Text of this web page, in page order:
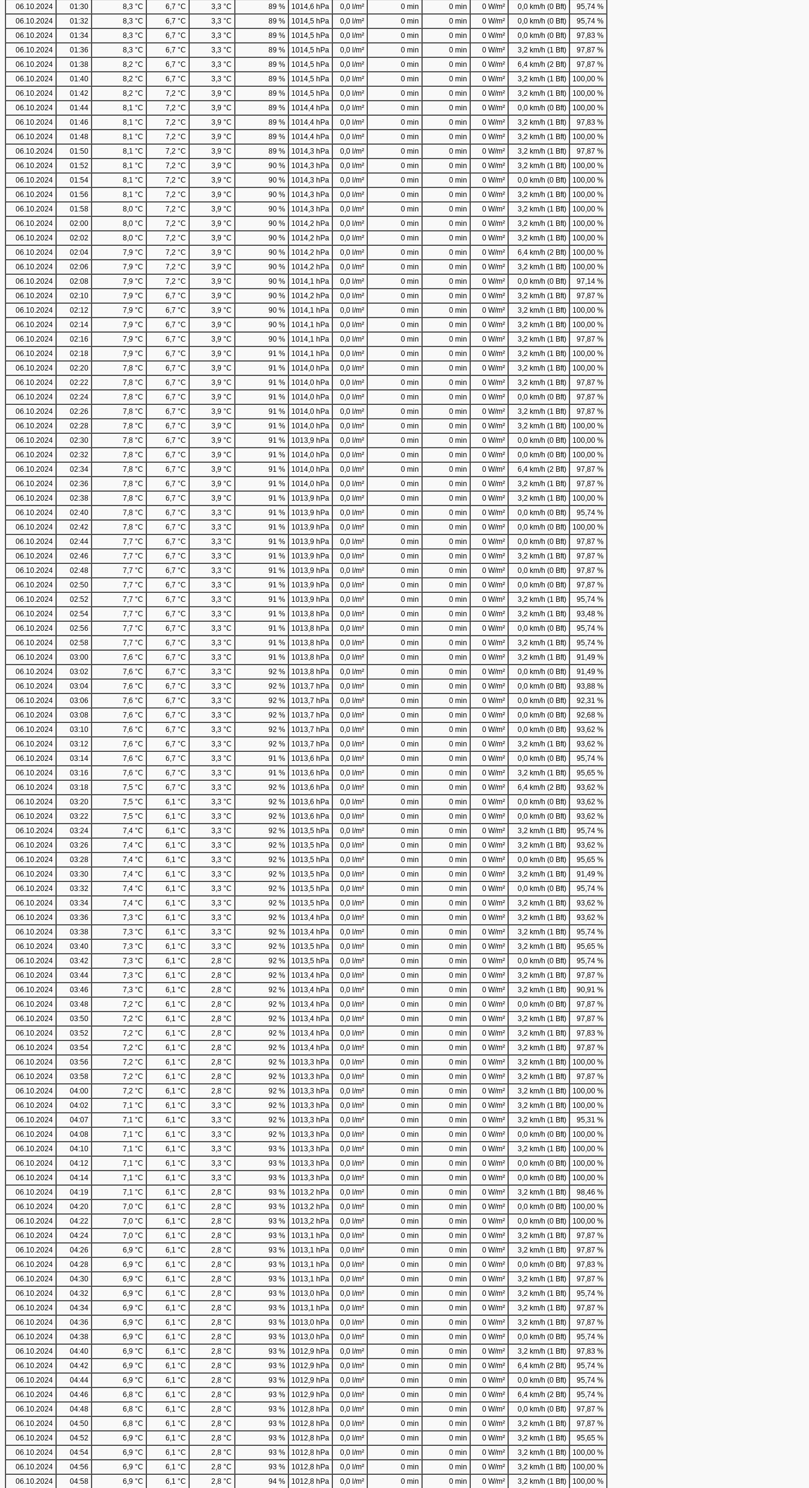
06.10.2024
01:30 8,3 °C 6,7 °C 3,3 °C 89 % 1014,6 hPa 0,0 l/m² 0 min 0 min 0 W/m² 0,0 km/h (0 Bft)
95,74 %
06.10.2024
01:32 8,3 °C 6,7 °C 3,3 °C 89 % 1014,5 hPa 0,0 l/m² 0 min 0 min 0 W/m² 0,0 km/h (0 Bft)
95,74 %
06.10.2024
01:34 8,3 °C 6,7 °C 3,3 °C 89 % 1014,5 hPa 0,0 l/m² 0 min 0 min 0 W/m² 0,0 km/h (0 Bft)
97,83 %
06.10.2024
01:36 8,3 °C 6,7 °C 3,3 °C 89 % 1014,5 hPa 0,0 l/m² 0 min 0 min 0 W/m² 3,2 km/h (1 Bft)
97,87 %
06.10.2024
01:38 8,2 °C 6,7 °C 3,3 °C 89 % 1014,5 hPa 0,0 l/m² 0 min 0 min 0 W/m² 6,4 km/h (2 Bft)
97,87 %
06.10.2024
01:40 8,2 °C 6,7 °C 3,3 °C 89 % 1014,5 hPa 0,0 l/m² 0 min 0 min 0 W/m² 3,2 km/h (1 Bft)
100,00 %
06.10.2024
01:42 8,2 °C 7,2 °C 3,9 °C 89 % 1014,5 hPa 0,0 l/m² 0 min 0 min 0 W/m² 3,2 km/h (1 Bft)
100,00 %
06.10.2024
01:44 8,1 °C 7,2 °C 3,9 °C 89 % 1014,4 hPa 0,0 l/m² 0 min 0 min 0 W/m² 0,0 km/h (0 Bft)
100,00 %
06.10.2024
01:46 8,1 °C 7,2 °C 3,9 °C 89 % 1014,4 hPa 0,0 l/m² 0 min 0 min 0 W/m² 3,2 km/h (1 Bft)
97,83 %
06.10.2024
01:48 8,1 °C 7,2 °C 3,9 °C 89 % 1014,4 hPa 0,0 l/m² 0 min 0 min 0 W/m² 3,2 km/h (1 Bft)
100,00 %
06.10.2024
01:50 8,1 °C 7,2 °C 3,9 °C 89 % 1014,3 hPa 0,0 l/m² 0 min 0 min 0 W/m² 3,2 km/h (1 Bft)
97,87 %
06.10.2024
01:52 8,1 °C 7,2 °C 3,9 °C 90 % 1014,3 hPa 0,0 l/m² 0 min 0 min 0 W/m² 3,2 km/h (1 Bft)
100,00 %
06.10.2024
01:54 8,1 °C 7,2 °C 3,9 °C 90 % 1014,3 hPa 0,0 l/m² 0 min 0 min 0 W/m² 0,0 km/h (0 Bft)
100,00 %
06.10.2024
01:56 8,1 °C 7,2 °C 3,9 °C 90 % 1014,3 hPa 0,0 l/m² 0 min 0 min 0 W/m² 3,2 km/h (1 Bft)
100,00 %
06.10.2024
01:58 8,0 °C 7,2 °C 3,9 °C 90 % 1014,3 hPa 0,0 l/m² 0 min 0 min 0 W/m² 3,2 km/h (1 Bft)
100,00 %
06.10.2024
02:00 8,0 °C 7,2 °C 3,9 °C 90 % 1014,2 hPa 0,0 l/m² 0 min 0 min 0 W/m² 3,2 km/h (1 Bft)
100,00 %
06.10.2024
02:02 8,0 °C 7,2 °C 3,9 °C 90 % 1014,2 hPa 0,0 l/m² 0 min 0 min 0 W/m² 3,2 km/h (1 Bft)
100,00 %
06.10.2024
02:04 7,9 °C 7,2 °C 3,9 °C 90 % 1014,2 hPa 0,0 l/m² 0 min 0 min 0 W/m² 6,4 km/h (2 Bft)
100,00 %
06.10.2024
02:06 7,9 °C 7,2 °C 3,9 °C 90 % 1014,2 hPa 0,0 l/m² 0 min 0 min 0 W/m² 3,2 km/h (1 Bft)
100,00 %
06.10.2024
02:08 7,9 °C 7,2 °C 3,9 °C 90 % 1014,1 hPa 0,0 l/m² 0 min 0 min 0 W/m² 0,0 km/h (0 Bft)
97,14 %
06.10.2024
02:10 7,9 °C 6,7 °C 3,9 °C 90 % 1014,2 hPa 0,0 l/m² 0 min 0 min 0 W/m² 3,2 km/h (1 Bft)
97,87 %
06.10.2024
02:12 7,9 °C 6,7 °C 3,9 °C 90 % 1014,1 hPa 0,0 l/m² 0 min 0 min 0 W/m² 3,2 km/h (1 Bft)
100,00 %
06.10.2024
02:14 7,9 °C 6,7 °C 3,9 °C 90 % 1014,1 hPa 0,0 l/m² 0 min 0 min 0 W/m² 3,2 km/h (1 Bft)
100,00 %
06.10.2024
02:16 7,9 °C 6,7 °C 3,9 °C 90 % 1014,1 hPa 0,0 l/m² 0 min 0 min 0 W/m² 3,2 km/h (1 Bft)
97,87 %
06.10.2024
02:18 7,9 °C 6,7 °C 3,9 °C 91 % 1014,1 hPa 0,0 l/m² 0 min 0 min 0 W/m² 3,2 km/h (1 Bft)
100,00 %
06.10.2024
02:20 7,8 °C 6,7 °C 3,9 °C 91 % 1014,0 hPa 0,0 l/m² 0 min 0 min 0 W/m² 3,2 km/h (1 Bft)
100,00 %
06.10.2024
02:22 7,8 °C 6,7 °C 3,9 °C 91 % 1014,0 hPa 0,0 l/m² 0 min 0 min 0 W/m² 3,2 km/h (1 Bft)
97,87 %
06.10.2024
02:24 7,8 °C 6,7 °C 3,9 °C 91 % 1014,0 hPa 0,0 l/m² 0 min 0 min 0 W/m² 0,0 km/h (0 Bft)
97,87 %
06.10.2024
02:26 7,8 °C 6,7 °C 3,9 °C 91 % 1014,0 hPa 0,0 l/m² 0 min 0 min 0 W/m² 3,2 km/h (1 Bft)
97,87 %
06.10.2024
02:28 7,8 °C 6,7 °C 3,9 °C 91 % 1014,0 hPa 0,0 l/m² 0 min 0 min 0 W/m² 3,2 km/h (1 Bft)
100,00 %
06.10.2024
02:30 7,8 °C 6,7 °C 3,9 °C 91 % 1013,9 hPa 0,0 l/m² 0 min 0 min 0 W/m² 0,0 km/h (0 Bft)
100,00 %
06.10.2024
02:32 7,8 °C 6,7 °C 3,9 °C 91 % 1014,0 hPa 0,0 l/m² 0 min 0 min 0 W/m² 0,0 km/h (0 Bft)
100,00 %
06.10.2024
02:34 7,8 °C 6,7 °C 3,9 °C 91 % 1014,0 hPa 0,0 l/m² 0 min 0 min 0 W/m² 6,4 km/h (2 Bft)
97,87 %
06.10.2024
02:36 7,8 °C 6,7 °C 3,9 °C 91 % 1014,0 hPa 0,0 l/m² 0 min 0 min 0 W/m² 3,2 km/h (1 Bft)
97,87 %
06.10.2024
02:38 7,8 °C 6,7 °C 3,9 °C 91 % 1013,9 hPa 0,0 l/m² 0 min 0 min 0 W/m² 3,2 km/h (1 Bft)
100,00 %
06.10.2024
02:40 7,8 °C 6,7 °C 3,3 °C 91 % 1013,9 hPa 0,0 l/m² 0 min 0 min 0 W/m² 0,0 km/h (0 Bft)
95,74 %
06.10.2024
02:42 7,8 °C 6,7 °C 3,3 °C 91 % 1013,9 hPa 0,0 l/m² 0 min 0 min 0 W/m² 0,0 km/h (0 Bft)
100,00 %
06.10.2024
02:44 7,7 °C 6,7 °C 3,3 °C 91 % 1013,9 hPa 0,0 l/m² 0 min 0 min 0 W/m² 0,0 km/h (0 Bft)
97,87 %
06.10.2024
02:46 7,7 °C 6,7 °C 3,3 °C 91 % 1013,9 hPa 0,0 l/m² 0 min 0 min 0 W/m² 3,2 km/h (1 Bft)
97,87 %
06.10.2024
02:48 7,7 °C 6,7 °C 3,3 °C 91 % 1013,9 hPa 0,0 l/m² 0 min 0 min 0 W/m² 0,0 km/h (0 Bft)
97,87 %
06.10.2024
02:50 7,7 °C 6,7 °C 3,3 °C 91 % 1013,9 hPa 0,0 l/m² 0 min 0 min 0 W/m² 0,0 km/h (0 Bft)
97,87 %
06.10.2024
02:52 7,7 °C 6,7 °C 3,3 °C 91 % 1013,9 hPa 0,0 l/m² 0 min 0 min 0 W/m² 3,2 km/h (1 Bft)
95,74 %
06.10.2024
02:54 7,7 °C 6,7 °C 3,3 °C 91 % 1013,8 hPa 0,0 l/m² 0 min 0 min 0 W/m² 3,2 km/h (1 Bft)
93,48 %
06.10.2024
02:56 7,7 °C 6,7 °C 3,3 °C 91 % 1013,8 hPa 0,0 l/m² 0 min 0 min 0 W/m² 0,0 km/h (0 Bft)
95,74 %
06.10.2024
02:58 7,7 °C 6,7 °C 3,3 °C 91 % 1013,8 hPa 0,0 l/m² 0 min 0 min 0 W/m² 3,2 km/h (1 Bft)
95,74 %
06.10.2024
03:00 7,6 °C 6,7 °C 3,3 °C 91 % 1013,8 hPa 0,0 l/m² 0 min 0 min 0 W/m² 3,2 km/h (1 Bft)
91,49 %
06.10.2024
03:02 7,6 °C 6,7 °C 3,3 °C 92 % 1013,8 hPa 0,0 l/m² 0 min 0 min 0 W/m² 0,0 km/h (0 Bft)
91,49 %
06.10.2024
03:04 7,6 °C 6,7 °C 3,3 °C 92 % 1013,7 hPa 0,0 l/m² 0 min 0 min 0 W/m² 0,0 km/h (0 Bft)
93,88 %
06.10.2024
03:06 7,6 °C 6,7 °C 3,3 °C 92 % 1013,7 hPa 0,0 l/m² 0 min 0 min 0 W/m² 0,0 km/h (0 Bft)
92,31 %
06.10.2024
03:08 7,6 °C 6,7 °C 3,3 °C 92 % 1013,7 hPa 0,0 l/m² 0 min 0 min 0 W/m² 0,0 km/h (0 Bft)
92,68 %
06.10.2024
03:10 7,6 °C 6,7 °C 3,3 °C 92 % 1013,7 hPa 0,0 l/m² 0 min 0 min 0 W/m² 0,0 km/h (0 Bft)
93,62 %
06.10.2024
03:12 7,6 °C 6,7 °C 3,3 °C 92 % 1013,7 hPa 0,0 l/m² 0 min 0 min 0 W/m² 3,2 km/h (1 Bft)
93,62 %
06.10.2024
03:14 7,6 °C 6,7 °C 3,3 °C 91 % 1013,6 hPa 0,0 l/m² 0 min 0 min 0 W/m² 0,0 km/h (0 Bft)
95,74 %
06.10.2024
03:16 7,6 °C 6,7 °C 3,3 °C 91 % 1013,6 hPa 0,0 l/m² 0 min 0 min 0 W/m² 3,2 km/h (1 Bft)
95,65 %
06.10.2024
03:18 7,5 °C 6,7 °C 3,3 °C 92 % 1013,6 hPa 0,0 l/m² 0 min 0 min 0 W/m² 6,4 km/h (2 Bft)
93,62 %
06.10.2024
03:20 7,5 °C 6,1 °C 3,3 °C 92 % 1013,6 hPa 0,0 l/m² 0 min 0 min 0 W/m² 0,0 km/h (0 Bft)
93,62 %
06.10.2024
03:22 7,5 °C 6,1 °C 3,3 °C 92 % 1013,6 hPa 0,0 l/m² 0 min 0 min 0 W/m² 0,0 km/h (0 Bft)
93,62 %
06.10.2024
03:24 7,4 °C 6,1 °C 3,3 °C 92 % 1013,5 hPa 0,0 l/m² 0 min 0 min 0 W/m² 3,2 km/h (1 Bft)
95,74 %
06.10.2024
03:26 7,4 °C 6,1 °C 3,3 °C 92 % 1013,5 hPa 0,0 l/m² 0 min 0 min 0 W/m² 3,2 km/h (1 Bft)
93,62 %
06.10.2024
03:28 7,4 °C 6,1 °C 3,3 °C 92 % 1013,5 hPa 0,0 l/m² 0 min 0 min 0 W/m² 0,0 km/h (0 Bft)
95,65 %
06.10.2024
03:30 7,4 °C 6,1 °C 3,3 °C 92 % 1013,5 hPa 0,0 l/m² 0 min 0 min 0 W/m² 3,2 km/h (1 Bft)
91,49 %
06.10.2024
03:32 7,4 °C 6,1 °C 3,3 °C 92 % 1013,5 hPa 0,0 l/m² 0 min 0 min 0 W/m² 0,0 km/h (0 Bft)
95,74 %
06.10.2024
03:34 7,4 °C 6,1 °C 3,3 °C 92 % 1013,5 hPa 0,0 l/m² 0 min 0 min 0 W/m² 3,2 km/h (1 Bft)
93,62 %
06.10.2024
03:36 7,3 °C 6,1 °C 3,3 °C 92 % 1013,4 hPa 0,0 l/m² 0 min 0 min 0 W/m² 3,2 km/h (1 Bft)
93,62 %
06.10.2024
03:38 7,3 °C 6,1 °C 3,3 °C 92 % 1013,4 hPa 0,0 l/m² 0 min 0 min 0 W/m² 3,2 km/h (1 Bft)
95,74 %
06.10.2024
03:40 7,3 °C 6,1 °C 3,3 °C 92 % 1013,5 hPa 0,0 l/m² 0 min 0 min 0 W/m² 3,2 km/h (1 Bft)
95,65 %
06.10.2024
03:42 7,3 °C 6,1 °C 2,8 °C 92 % 1013,5 hPa 0,0 l/m² 0 min 0 min 0 W/m² 0,0 km/h (0 Bft)
95,74 %
06.10.2024
03:44 7,3 °C 6,1 °C 2,8 °C 92 % 1013,4 hPa 0,0 l/m² 0 min 0 min 0 W/m² 3,2 km/h (1 Bft)
97,87 %
06.10.2024
03:46 7,3 °C 6,1 °C 2,8 °C 92 % 1013,4 hPa 0,0 l/m² 0 min 0 min 0 W/m² 3,2 km/h (1 Bft)
90,91 %
06.10.2024
03:48 7,2 °C 6,1 °C 2,8 °C 92 % 1013,4 hPa 0,0 l/m² 0 min 0 min 0 W/m² 0,0 km/h (0 Bft)
97,87 %
06.10.2024
03:50 7,2 °C 6,1 °C 2,8 °C 92 % 1013,4 hPa 0,0 l/m² 0 min 0 min 0 W/m² 3,2 km/h (1 Bft)
97,87 %
06.10.2024
03:52 7,2 °C 6,1 °C 2,8 °C 92 % 1013,4 hPa 0,0 l/m² 0 min 0 min 0 W/m² 3,2 km/h (1 Bft)
97,83 %
06.10.2024
03:54 7,2 °C 6,1 °C 2,8 °C 92 % 1013,4 hPa 0,0 l/m² 0 min 0 min 0 W/m² 3,2 km/h (1 Bft)
97,87 %
06.10.2024
03:56 7,2 °C 6,1 °C 2,8 °C 92 % 1013,3 hPa 0,0 l/m² 0 min 0 min 0 W/m² 3,2 km/h (1 Bft)
100,00 %
06.10.2024
03:58 7,2 °C 6,1 °C 2,8 °C 92 % 1013,3 hPa 0,0 l/m² 0 min 0 min 0 W/m² 3,2 km/h (1 Bft)
97,87 %
06.10.2024
04:00 7,2 °C 6,1 °C 2,8 °C 92 % 1013,3 hPa 0,0 l/m² 0 min 0 min 0 W/m² 3,2 km/h (1 Bft)
100,00 %
06.10.2024
04:02 7,1 °C 6,1 °C 3,3 °C 92 % 1013,3 hPa 0,0 l/m² 0 min 0 min 0 W/m² 3,2 km/h (1 Bft)
100,00 %
06.10.2024
04:07 7,1 °C 6,1 °C 3,3 °C 92 % 1013,3 hPa 0,0 l/m² 0 min 0 min 0 W/m² 3,2 km/h (1 Bft)
95,31 %
06.10.2024
04:08 7,1 °C 6,1 °C 3,3 °C 92 % 1013,3 hPa 0,0 l/m² 0 min 0 min 0 W/m² 0,0 km/h (0 Bft)
100,00 %
06.10.2024
04:10 7,1 °C 6,1 °C 3,3 °C 93 % 1013,3 hPa 0,0 l/m² 0 min 0 min 0 W/m² 3,2 km/h (1 Bft)
100,00 %
06.10.2024
04:12 7,1 °C 6,1 °C 3,3 °C 93 % 1013,3 hPa 0,0 l/m² 0 min 0 min 0 W/m² 0,0 km/h (0 Bft)
100,00 %
06.10.2024
04:14 7,1 °C 6,1 °C 3,3 °C 93 % 1013,3 hPa 0,0 l/m² 0 min 0 min 0 W/m² 0,0 km/h (0 Bft)
100,00 %
06.10.2024
04:19 7,1 °C 6,1 °C 2,8 °C 93 % 1013,2 hPa 0,0 l/m² 0 min 0 min 0 W/m² 3,2 km/h (1 Bft)
98,46 %
06.10.2024
04:20 7,0 °C 6,1 °C 2,8 °C 93 % 1013,2 hPa 0,0 l/m² 0 min 0 min 0 W/m² 0,0 km/h (0 Bft)
100,00 %
06.10.2024
04:22 7,0 °C 6,1 °C 2,8 °C 93 % 1013,2 hPa 0,0 l/m² 0 min 0 min 0 W/m² 0,0 km/h (0 Bft)
100,00 %
06.10.2024
04:24 7,0 °C 6,1 °C 2,8 °C 93 % 1013,1 hPa 0,0 l/m² 0 min 0 min 0 W/m² 3,2 km/h (1 Bft)
97,87 %
06.10.2024
04:26 6,9 °C 6,1 °C 2,8 °C 93 % 1013,1 hPa 0,0 l/m² 0 min 0 min 0 W/m² 3,2 km/h (1 Bft)
97,87 %
06.10.2024
04:28 6,9 °C 6,1 °C 2,8 °C 93 % 1013,1 hPa 0,0 l/m² 0 min 0 min 0 W/m² 0,0 km/h (0 Bft)
97,83 %
06.10.2024
04:30 6,9 °C 6,1 °C 2,8 °C 93 % 1013,1 hPa 0,0 l/m² 0 min 0 min 0 W/m² 3,2 km/h (1 Bft)
97,87 %
06.10.2024
04:32 6,9 °C 6,1 °C 2,8 °C 93 % 1013,0 hPa 0,0 l/m² 0 min 0 min 0 W/m² 3,2 km/h (1 Bft)
95,74 %
06.10.2024
04:34 6,9 °C 6,1 °C 2,8 °C 93 % 1013,1 hPa 0,0 l/m² 0 min 0 min 0 W/m² 3,2 km/h (1 Bft)
97,87 %
06.10.2024
04:36 6,9 °C 6,1 °C 2,8 °C 93 % 1013,0 hPa 0,0 l/m² 0 min 0 min 0 W/m² 3,2 km/h (1 Bft)
97,87 %
06.10.2024
04:38 6,9 °C 6,1 °C 2,8 °C 93 % 1013,0 hPa 0,0 l/m² 0 min 0 min 0 W/m² 0,0 km/h (0 Bft)
95,74 %
06.10.2024
04:40 6,9 °C 6,1 °C 2,8 °C 93 % 1012,9 hPa 0,0 l/m² 0 min 0 min 0 W/m² 3,2 km/h (1 Bft)
97,83 %
06.10.2024
04:42 6,9 °C 6,1 °C 2,8 °C 93 % 1012,9 hPa 0,0 l/m² 0 min 0 min 0 W/m² 6,4 km/h (2 Bft)
95,74 %
06.10.2024
04:44 6,9 °C 6,1 °C 2,8 °C 93 % 1012,9 hPa 0,0 l/m² 0 min 0 min 0 W/m² 0,0 km/h (0 Bft)
95,74 %
06.10.2024
04:46 6,8 °C 6,1 °C 2,8 °C 93 % 1012,9 hPa 0,0 l/m² 0 min 0 min 0 W/m² 6,4 km/h (2 Bft)
95,74 %
06.10.2024
04:48 6,8 °C 6,1 °C 2,8 °C 93 % 1012,8 hPa 0,0 l/m² 0 min 0 min 0 W/m² 0,0 km/h (0 Bft)
97,87 %
06.10.2024
04:50 6,8 °C 6,1 °C 2,8 °C 93 % 1012,8 hPa 0,0 l/m² 0 min 0 min 0 W/m² 3,2 km/h (1 Bft)
97,87 %
06.10.2024
04:52 6,9 °C 6,1 °C 2,8 °C 93 % 1012,8 hPa 0,0 l/m² 0 min 0 min 0 W/m² 3,2 km/h (1 Bft)
95,65 %
06.10.2024
04:54 6,9 °C 6,1 °C 2,8 °C 93 % 1012,8 hPa 0,0 l/m² 0 min 0 min 0 W/m² 3,2 km/h (1 Bft)
100,00 %
06.10.2024
04:56 6,9 °C 6,1 °C 2,8 °C 93 % 1012,8 hPa 0,0 l/m² 0 min 0 min 0 W/m² 3,2 km/h (1 Bft)
100,00 %
06.10.2024
04:58 6,9 °C 6,1 °C 2,8 °C 94 % 1012,8 hPa 0,0 l/m² 0 min 0 min 0 W/m² 3,2 km/h (1 Bft) 100,00 %